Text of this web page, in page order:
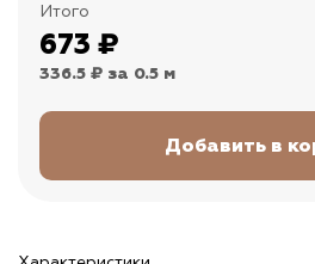
Итого
673 ₽
336.5 ₽ за 0.5 м